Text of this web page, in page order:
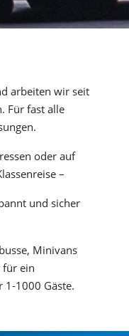
arbeiten wir seit
Für fast alle
oder auf
–
und sicher
Minivans
für ein
1-1000 Gäste.